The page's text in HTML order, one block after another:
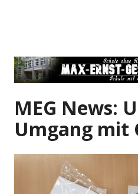
MEG News:
Umgang mit